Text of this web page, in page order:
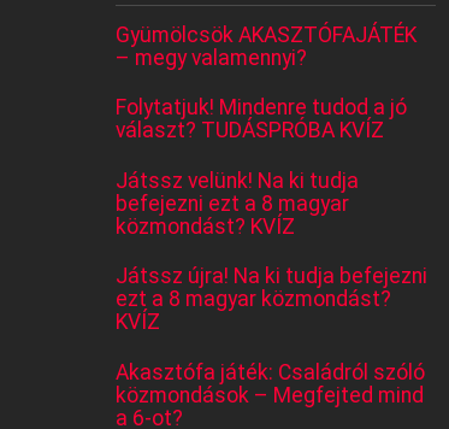
Gyümölcsök AKASZTÓFAJÁTÉK
– megy valamennyi?
Folytatjuk! Mindenre tudod a jó
választ? TUDÁSPRÓBA KVÍZ
Játssz velünk! Na ki tudja
befejezni ezt a 8 magyar
közmondást? KVÍZ
Játssz újra! Na ki tudja befejezni
ezt a 8 magyar közmondást?
KVÍZ
Akasztófa játék: Családról szóló
közmondások – Megfejted mind
a 6-ot?